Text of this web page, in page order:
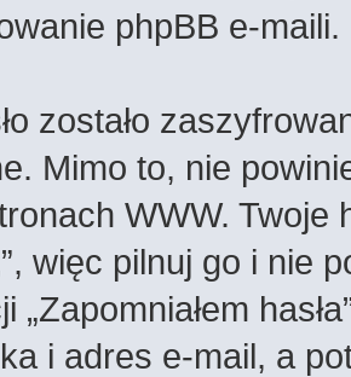
phpBB e-maili.
zostało
Mimo to, nie
WWW. Twoje
więc pilnuj go i nie
„Zapomniałem
i adres e-mail, a